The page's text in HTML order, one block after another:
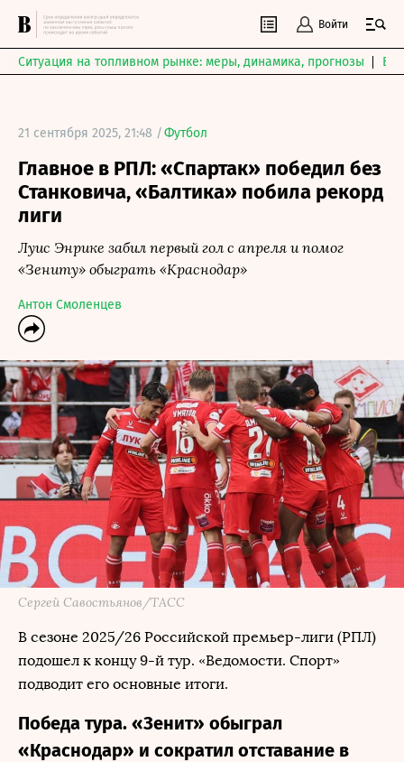
Войти
Ситуация на топливном рынке: меры, динамика, прогнозы
21 сентября 2025, 21:48 /Футбол
Главное в РПЛ: «Спартак» победил без
Станковича, «Балтика» побила рекорд
лиги
Луис Энрике забил первый гол с апреля и помог
«Зениту» обыграть «Краснодар»
Антон Смоленцев
Сергей Савостьянов/ТАСС
В сезоне 2025/26 Российской премьер-лиги (РПЛ)
подошел к концу 9-й тур. «Ведомости. Спорт»
подводит его основные итоги.
Победа тура. «Зенит» обыграл
«Краснодар» и сократил отставание в